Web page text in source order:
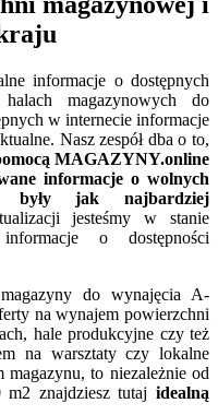
informacje o dostępnych
magazynowych do
w internecie informacje
Nasz zespół dba o to,
MAGAZYNY.online
informacje o wolnych
były jak najbardziej
jesteśmy w stanie
o dostępności
do wynajęcia A-
na wynajem powierzchni
hale produkcyjne czy też
na warsztaty czy lokalne
to niezależnie od
znajdziesz tutaj idealną